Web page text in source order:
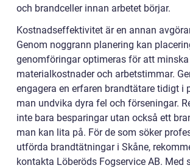
och brandceller innan arbetet börjar.
Kostnadseffektivitet är en annan
Genom noggrann planering kan
genomföringar optimeras för att
materialkostnader och arbetstimmar.
engagera en erfaren brandtätare tidigt i
man undvika dyra fel och förseningar.
inte bara besparingar utan också ett
man kan lita på. För de som söker
utförda brandtätningar i Skåne,
kontakta Löberöds Fogservice AB. Med